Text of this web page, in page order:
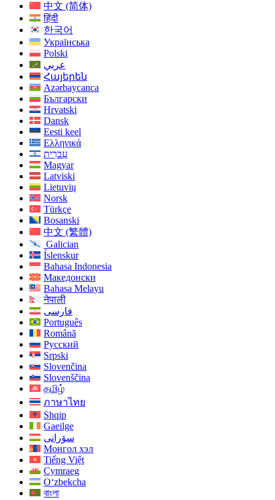
中文 (简体)
हिंदी
한국어
Українська
Polski
عربي
Հայերեն
Azərbaycanca
Български
Hrvatski
Dansk
Eesti keel
Ελληνικά
עִברִית
Magyar
Latviski
Lietuvių
Norsk
Türkçe
Bosanski
中文 (繁體)
Galician
Íslenskur
Bahasa Indonesia
Македонски
Bahasa Melayu
नेपाली
فارسی
Português
Română
Русский
Srpski
Slovenčina
Slovenščina
தமிழ்
ภาษาไทย
Shqip
Gaeilge
سۆرانی
Монгол хэл
Tiếng Việt
Cymraeg
O‘zbekcha
বাংলা